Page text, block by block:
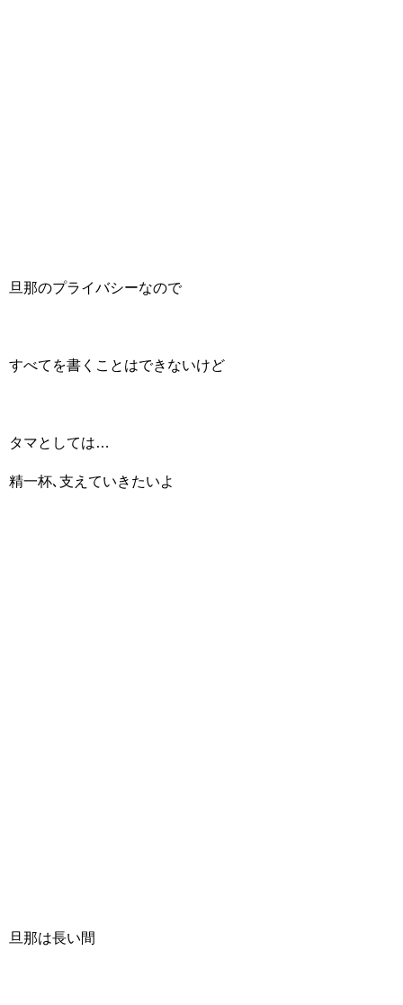
旦那のプライバシーなので
すべてを書くことはできないけど
タマとしては…
精一杯､支えていきたいよ
旦那は長い間